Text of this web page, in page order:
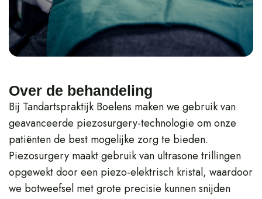
Over de behandeling
Bij Tandartspraktijk Boelens maken we gebruik van
geavanceerde piezosurgery-technologie om onze
patiënten de best mogelijke zorg te bieden.
Piezosurgery maakt gebruik van ultrasone trillingen
opgewekt door een piezo-elektrisch kristal, waardoor
we botweefsel met grote precisie kunnen snijden